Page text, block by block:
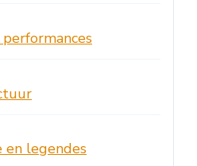
en legendes